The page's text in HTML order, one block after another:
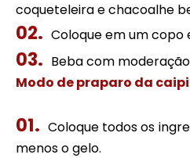
coqueteleira e chacoalhe
Coloque em um copo
Beba com moderação
Modo de praparo da
Coloque todos os
menos o gelo.